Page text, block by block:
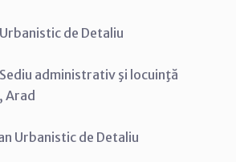
de Detaliu
administrativ şi locuinţă
Arad
Urbanistic de Detaliu